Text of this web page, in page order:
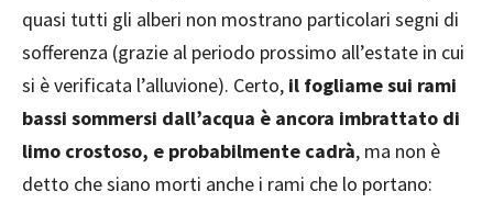
quasi tutti gli alberi non mostrano particolari segni di
sofferenza (grazie al periodo prossimo all’estate in cui
si è verificata l’alluvione). Certo, il fogliame sui rami
bassi sommersi dall’acqua è ancora imbrattato di
limo crostoso, e probabilmente cadrà, ma non è
detto che siano morti anche i rami che lo portano: